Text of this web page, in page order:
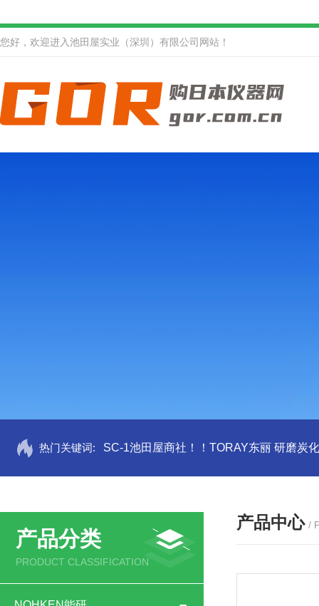
您好，欢迎进入池田屋实业（深圳）有限公司网站！
热门关键词: SC-1池田屋商社！！TORAY东丽 研磨炭
产品分类
PRODUCT CLASSIFICATION
产品中心 /